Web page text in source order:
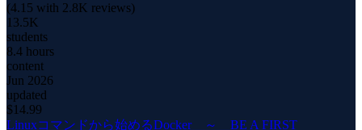
(4.15 with 2.8K reviews)
13.5K
students
8.4 hours
content
Jun 2026
updated
$14.99
Linuxコマンドから始めるDocker ～ BE A FIRST